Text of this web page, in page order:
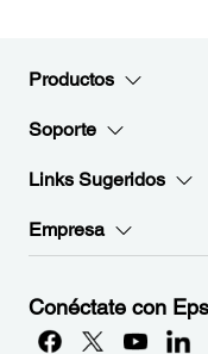
Productos
Soporte
Links Sugeridos
Empresa
Conéctate con